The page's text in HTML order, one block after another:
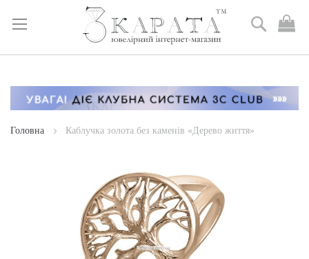
Skip
Content
Пошук
Головна Каблучка золота без каменів «Дерево життя»